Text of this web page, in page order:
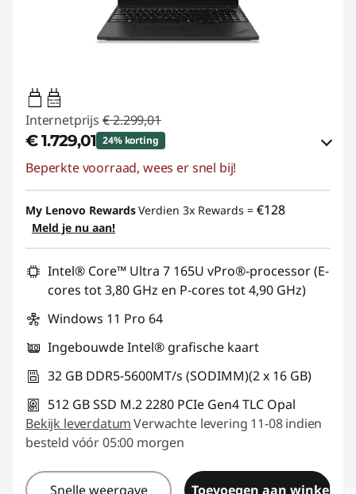
65W-100W
USB PD
Internetprijs € 2.299,01
€ 1.729,01 24% korting
eCoupon-besparingen :-€ 570,00
eCoupon gebruiken :THINK-SUMMER
Beperkte voorraad, wees er snel bij!
My Lenovo RewardsVerdien 3x Rewards = €128
Meld je nu aan!
Intel® Core™ Ultra 7 165U vPro®-processor (E-
cores tot 3,80 GHz en P-cores tot 4,90 GHz)
Windows 11 Pro 64
Ingebouwde Intel® grafische kaart
32 GB DDR5-5600MT/s (SODIMM)(2 x 16 GB)
512 GB SSD M.2 2280 PCIe Gen4 TLC Opal
Bekijk leverdatumVerwachte levering 11-08 indien
besteld vóór 05:00 morgen
Snelle weergave Toevoegen aan